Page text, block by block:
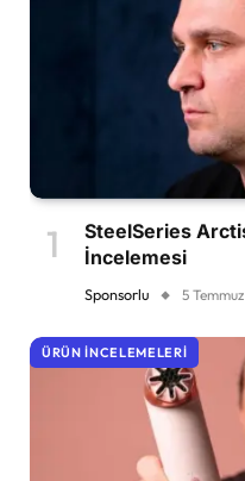
SteelSeries
İncelemesi
Sponsorlu 5
ÜRÜN İNCELEMELERI